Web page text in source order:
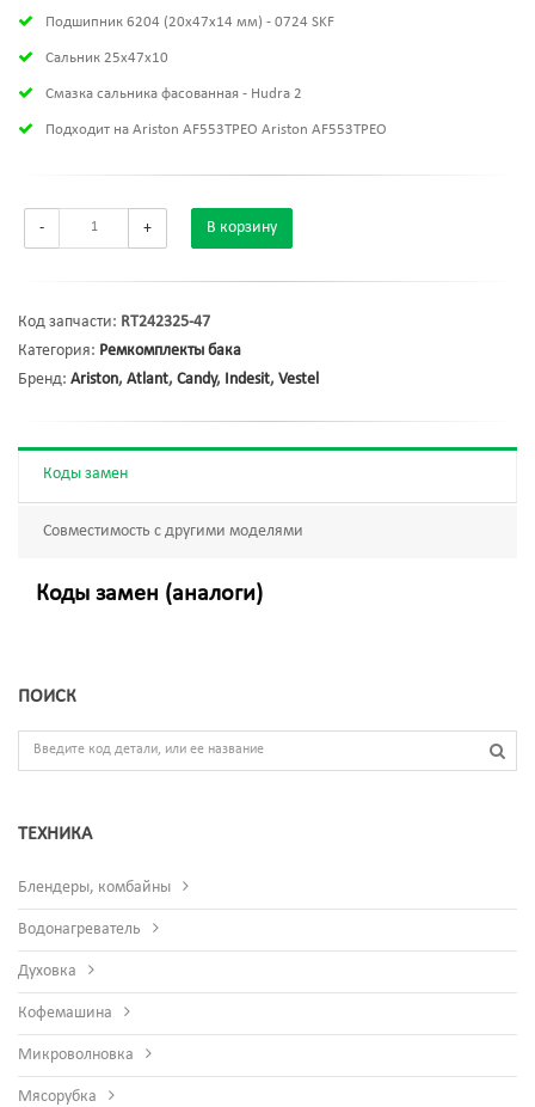
Подшипник 6204 (20х47х14 мм) - 0724 SKF
Сальник 25x47x10
Смазка сальника фасованная - Hudra 2
Подходит на Ariston AF553TPEO Ariston AF553TPEO
- + В корзину
Код запчасти: RT242325-47
Категория: Ремкомплекты бака
Бренд: Ariston, Atlant, Candy, Indesit, Vestel
Коды замен
Совместимость с другими моделями
Коды замен (аналоги)
ПОИСК
ТЕХНИКА
Блендеры, комбайны
Водонагреватель
Духовка
Кофемашина
Микроволновка
Мясорубка